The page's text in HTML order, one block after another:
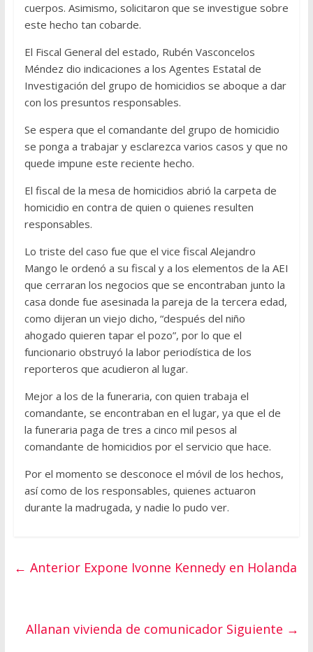
cuerpos. Asimismo, solicitaron que se investigue sobre
este hecho tan cobarde.
El Fiscal General del estado, Rubén Vasconcelos
Méndez dio indicaciones a los Agentes Estatal de
Investigación del grupo de homicidios se aboque a dar
con los presuntos responsables.
Se espera que el comandante del grupo de homicidio
se ponga a trabajar y esclarezca varios casos y que no
quede impune este reciente hecho.
El fiscal de la mesa de homicidios abrió la carpeta de
homicidio en contra de quien o quienes resulten
responsables.
Lo triste del caso fue que el vice fiscal Alejandro
Mango le ordenó a su fiscal y a los elementos de la AEI
que cerraran los negocios que se encontraban junto la
casa donde fue asesinada la pareja de la tercera edad,
como dijeran un viejo dicho, “después del niño
ahogado quieren tapar el pozo”, por lo que el
funcionario obstruyó la labor periodística de los
reporteros que acudieron al lugar.
Mejor a los de la funeraria, con quien trabaja el
comandante, se encontraban en el lugar, ya que el de
la funeraria paga de tres a cinco mil pesos al
comandante de homicidios por el servicio que hace.
Por el momento se desconoce el móvil de los hechos,
así como de los responsables, quienes actuaron
durante la madrugada, y nadie lo pudo ver.
← AnteriorExpone Ivonne Kennedy en Holanda
Allanan vivienda de comunicador Siguiente →